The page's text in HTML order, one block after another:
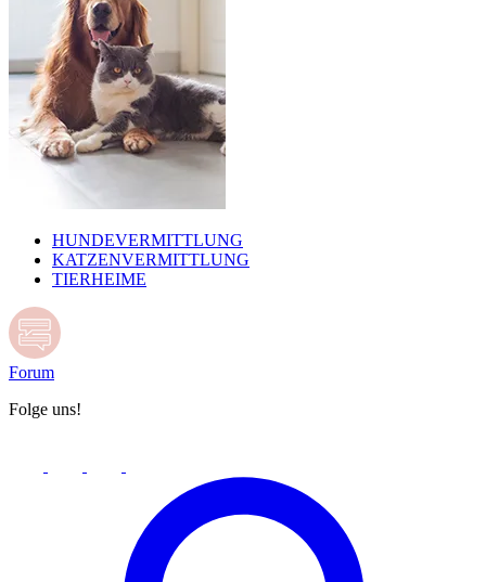
HUNDEVERMITTLUNG
KATZENVERMITTLUNG
TIERHEIME
Forum
Folge uns!